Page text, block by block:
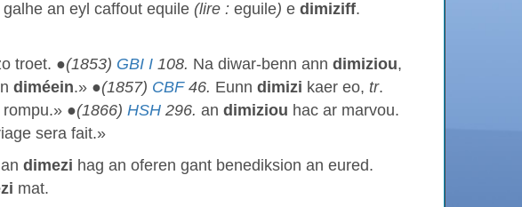
an eyl caffout equile (lire : eguile) e dimiziff.
troet. ●(1853) GBI I 108. Na diwar-benn ann dimiziou,
diméein.» ●(1857) CBF46. Eunn dimizi kaer eo, tr.
●(1866) HSH 296. an dimiziou hac ar marvou.
sera fait.»
dimezi hag an oferen gant benediksion an eured.
mat.